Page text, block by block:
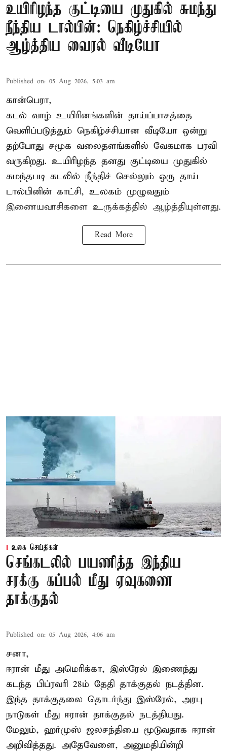
உயிரிழந்த குட்டியை முதுகில் சுமந்து
நீந்திய டால்பின்: நெகிழ்ச்சியில்
ஆழ்த்திய வைரல் வீடியோ
Published on: 05 Aug 2026, 5:03 am
கான்பெரா,
கடல் வாழ் உயிரினங்களின் தாய்ப்பாசத்தை
வெளிப்படுத்தும் நெகிழ்ச்சியான வீடியோ ஒன்று
தற்போது சமூக வலைதளங்களில் வேகமாக பரவி
வருகிறது. உயிரிழந்த தனது குட்டியை முதுகில்
சுமந்தபடி கடலில் நீந்திச் செல்லும் ஒரு தாய்
டால்பினின் காட்சி, உலகம் முழுவதும்
இணையவாசிகளை உருக்கத்தில் ஆழ்த்தியுள்ளது.
Read More
உலக செய்திகள்
செங்கடலில் பயணித்த இந்திய
சரக்கு கப்பல் மீது ஏவுகணை
தாக்குதல்
Published on: 05 Aug 2026, 4:06 am
சனா,
ஈரான் மீது அமெரிக்கா, இஸ்ரேல் இணைந்து
கடந்த பிப்ரவரி 28ம் தேதி தாக்குதல் நடத்தின.
இந்த தாக்குதலை தொடர்ந்து இஸ்ரேல், அரபு
நாடுகள் மீது ஈரான் தாக்குதல் நடத்தியது.
மேலும், ஹர்முஸ் ஜலசந்தியை மூடுவதாக ஈரான்
அறிவித்தது. அதேவேளை, அனுமதியின்றி